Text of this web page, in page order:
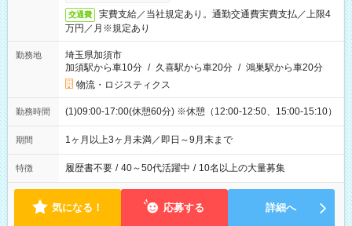
交通費
実費支給／当社規定あり。通勤交通費実費支払／上限4
万円／月※規定あり
勤務地
埼玉県加須市
加須駅から車10分 / 久喜駅から車20分 / 鴻巣駅から車20分
物流・ロジスティクス
勤務時間 (1)09:00-17:00(休憩60分) ※休憩（12:00-12:50、15:00-15:10）
期間 1ヶ月以上3ヶ月未満／即日～9月末まで
特徴 履歴書不要 / 40～50代活躍中 / 10名以上の大量募集
気になる！ 応募する 詳細へ